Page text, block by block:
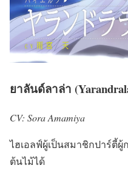
ยาลันด์ลาล่า
CV: Sora Amamiya
ไฮเอลฟ์ผู้เป็นสมาชิกปาร์ตี้
ต้นไม้ได้